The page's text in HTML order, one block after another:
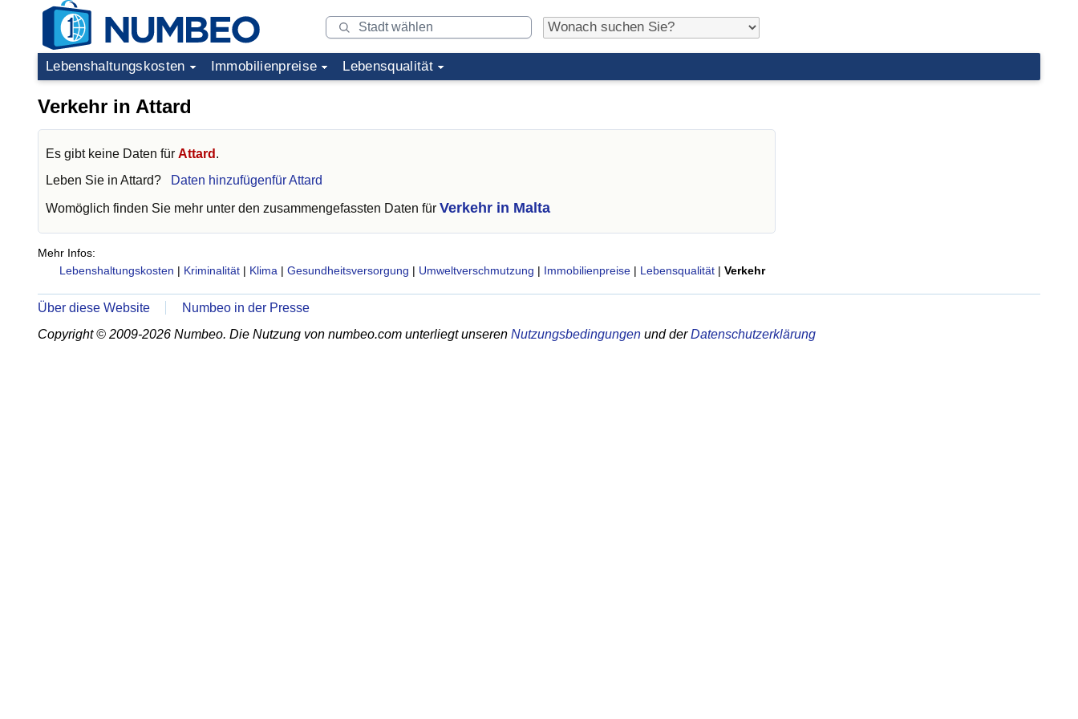
Lebenshaltungskosten Immobilienpreise Lebensqualität
Verkehr in Attard
Es gibt keine Daten für Attard .
Leben Sie in Attard? Daten hinzufügenfür Attard
Womöglich finden Sie mehr unter den zusammengefassten Daten für Verkehr in Malta
Mehr Infos:
Lebenshaltungskosten | Kriminalität | Klima | Gesundheitsversorgung | Umweltverschmutzung | Immobilienpreise | Lebensqualität | Verkehr
Über diese Website
Numbeo in der Presse
Copyright © 2009-2026 Numbeo. Die Nutzung von numbeo.com unterliegt unseren Nutzungsbedingungen und derDatenschutzerklärung